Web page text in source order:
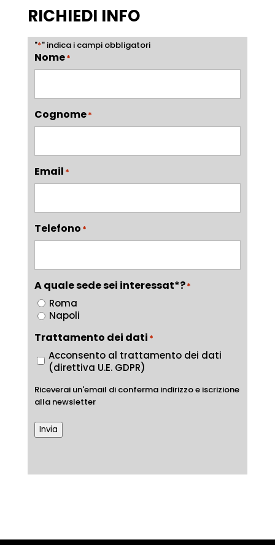
RICHIEDI INFO
"*" indica i campi obbligatori
Nome*
Cognome*
Email *
Telefono *
A quale sede sei interessat*?*
Roma
Napoli
Trattamento dei dati *
Acconsento al trattamento dei dati
(direttiva U.E. GDPR)
Riceverai un'email di conferma indirizzo e iscrizione
alla newsletter
Invia